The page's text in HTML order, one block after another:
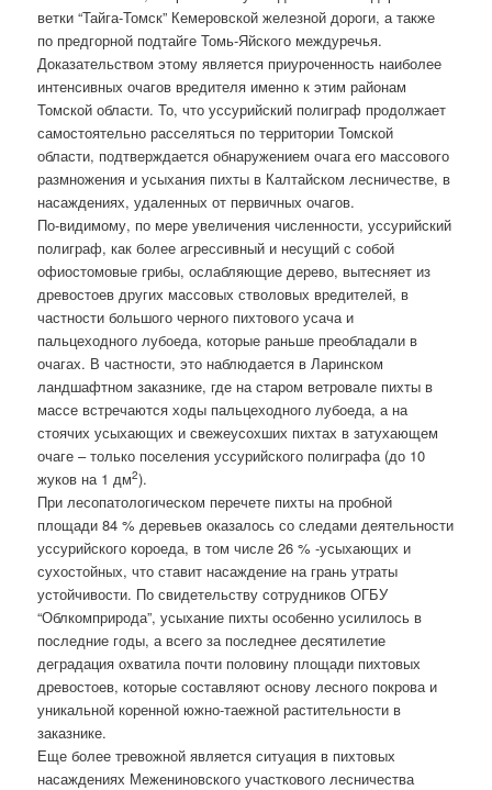
ветки “Тайга-Томск” Кемеровской железной дороги, а также
по предгорной подтайге Томь-Яйского междуречья.
Доказательством этому является приуроченность наиболее
интенсивных очагов вредителя именно к этим районам
Томской области. То, что уссурийский полиграф продолжает
самостоятельно расселяться по территории Томской
области, подтверждается обнаружением очага его массового
размножения и усыхания пихты в Калтайском лесничестве, в
насаждениях, удаленных от первичных очагов.
По-видимому, по мере увеличения численности, уссурийский
полиграф, как более агрессивный и несущий с собой
офиостомовые грибы, ослабляющие дерево, вытесняет из
древостоев других массовых стволовых вредителей, в
частности большого черного пихтового усача и
пальцеходного лубоеда, которые раньше преобладали в
очагах. В частности, это наблюдается в Ларинском
ландшафтном заказнике, где на старом ветровале пихты в
массе встречаются ходы пальцеходного лубоеда, а на
стоячих усыхающих и свежеусохших пихтах в затухающем
очаге – только поселения уссурийского полиграфа (до 10
жуков на 1 дм2).
При лесопатологическом перечете пихты на пробной
площади 84 % деревьев оказалось со следами деятельности
уссурийского короеда, в том числе 26 % -усыхающих и
сухостойных, что ставит насаждение на грань утраты
устойчивости. По свидетельству сотрудников ОГБУ
“Облкомприрода”, усыхание пихты особенно усилилось в
последние годы, а всего за последнее десятилетие
деградация охватила почти половину площади пихтовых
древостоев, которые составляют основу лесного покрова и
уникальной коренной южно-таежной растительности в
заказнике.
Еще более тревожной является ситуация в пихтовых
насаждениях Межениновского участкового лесничества